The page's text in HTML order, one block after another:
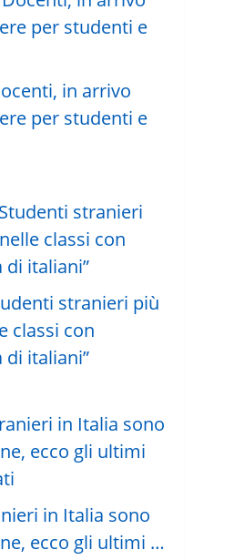
in arrivo
per studenti e
stranieri più
classi con
di italiani”
in Italia sono
ecco gli ultimi …